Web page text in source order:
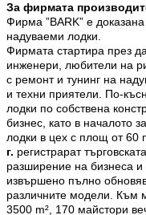
За фирмата
Фирма ”BARK” е
надуваеми лодки.
Фирмата стартира през
инженери, любители на
с ремонт и тунинг на
и техни приятели. По-
лодки по собствена
бизнес, като в началото
лодки в цех с площ от 60
г. регистрарат
разширение на бизнеса
извършено пълно
различните модели. Към
3500 m², 170 майстори